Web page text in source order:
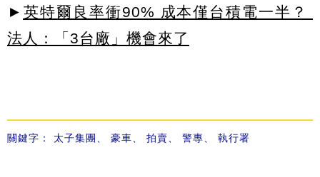
► 英特爾良率衝90% 成本僅台積電一半？
法人：「3台廠」機會來了
關鍵字： 太子集團 豪車 拍賣 警專 執行署